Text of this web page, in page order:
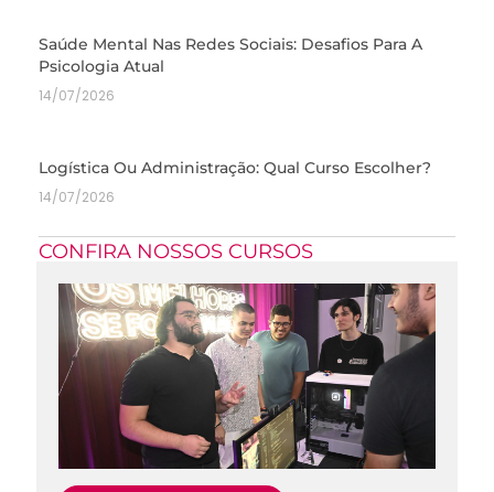
Saúde Mental Nas Redes Sociais: Desafios Para A
Psicologia Atual
14/07/2026
Logística Ou Administração: Qual Curso Escolher?
14/07/2026
CONFIRA NOSSOS CURSOS